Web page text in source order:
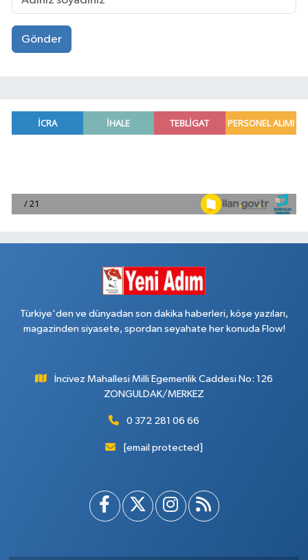
Gönder
Türkiye'den ve dünyadan son dakika haberleri, köşe yazıları,
magazinden siyasete, spordan seyahate her konuda Flow!
İncivez Mahallesi Milli Egemenlik Caddesi No: 126
ZONGULDAK/MERKEZ
0 372 281 06 66
[email protected]